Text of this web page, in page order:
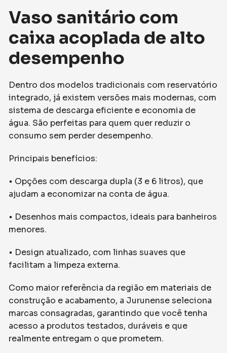
Vaso sanitário com
caixa acoplada de alto
desempenho
Dentro dos modelos tradicionais com reservatório
integrado, já existem versões mais modernas, com
sistema de descarga eficiente e economia de
água. São perfeitas para quem quer reduzir o
consumo sem perder desempenho.
Principais benefícios:
• Opções com descarga dupla (3 e 6 litros), que
ajudam a economizar na conta de água.
• Desenhos mais compactos, ideais para banheiros
menores.
• Design atualizado, com linhas suaves que
facilitam a limpeza externa.
Como maior referência da região em materiais de
construção e acabamento, a Jurunense seleciona
marcas consagradas, garantindo que você tenha
acesso a produtos testados, duráveis e que
realmente entregam o que prometem.